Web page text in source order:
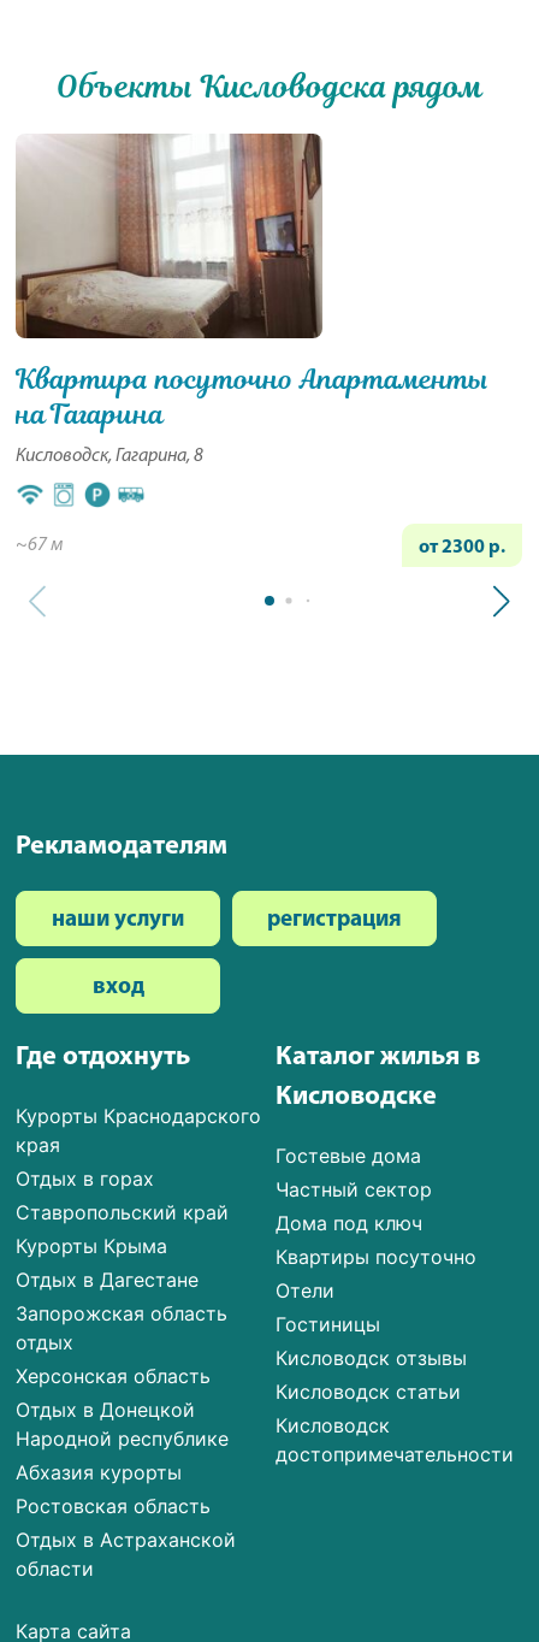
Объекты Кисловодска рядом
Квартира посуточно Апартаменты
на Гагарина
Кисловодск, Гагарина, 8
~67 м от 2300 р.
Где отдохнуть
Курорты Краснодарского
края
Отдых в горах
Ставропольский край
Курорты Крыма
Отдых в Дагестане
Запорожская область
отдых
Херсонская область
Отдых в Донецкой
Народной республике
Абхазия курорты
Ростовская область
Отдых в Астраханской
области
Карта сайта
Каталог жилья в
Кисловодске
Гостевые дома
Частный сектор
Дома под ключ
Квартиры посуточно
Отели
Гостиницы
Кисловодск отзывы
Кисловодск статьи
Кисловодск
достопримечательности
Рекламодателям
наши услуги регистрация
вход